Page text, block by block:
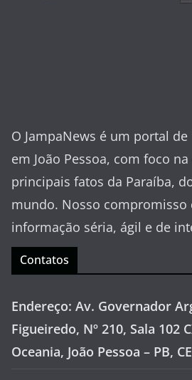
O JampaNews é um portal
em João Pessoa, com foco
principais fatos da Paraíba,
mundo. Nosso compromisso
informação séria, ágil e de
Contatos
Endereço: Av. Governador
Figueiredo, Nº 210, Sala 102
Oceania, João Pessoa – PB,